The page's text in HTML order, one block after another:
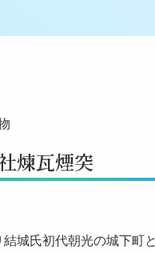
煉瓦煙突
城氏初代朝光の城下町